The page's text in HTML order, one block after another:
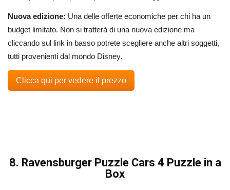
Nuova edizione: Una delle offerte economiche per chi ha un
budget limitato. Non si tratterà di una nuova edizione ma
cliccando sul link in basso potrete scegliere anche altri soggetti,
tutti provenienti dal mondo Disney.
Clicca qui per vedere il prezzo
8. Ravensburger Puzzle Cars 4 Puzzle in a
Box